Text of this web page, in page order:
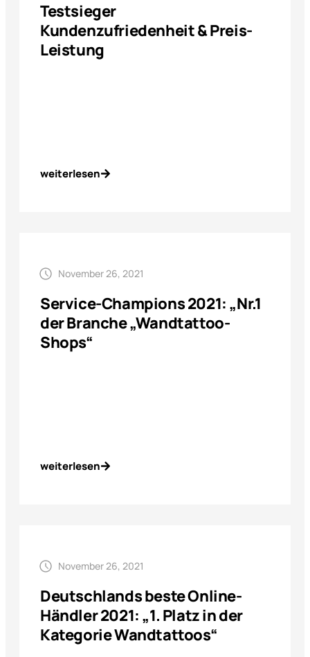
Testsieger
Kundenzufriedenheit & Preis-
Leistung
weiterlesen
November 26, 2021
Service-Champions 2021: „Nr.1
der Branche „Wandtattoo-
Shops“
weiterlesen
November 26, 2021
Deutschlands beste Online-
Händler 2021: „1. Platz in der
Kategorie Wandtattoos“